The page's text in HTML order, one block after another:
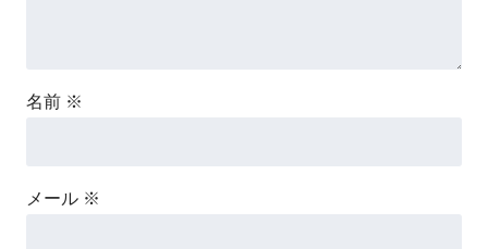
名前 ※
メール ※